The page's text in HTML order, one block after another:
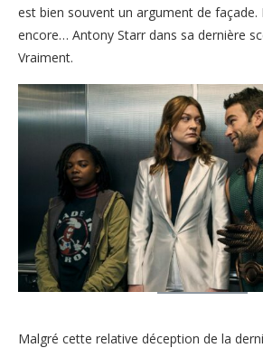
est bien souvent un argument de façade.
encore… Antony Starr dans sa dernière
Vraiment.
Malgré cette relative déception de la